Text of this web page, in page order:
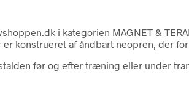
i kategorien MAGNET &
konstrueret af åndbart neopren, der
før og efter træning eller under